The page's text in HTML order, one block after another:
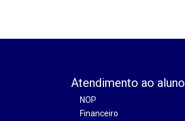
Atendimento ao aluno
NOP
Financeiro